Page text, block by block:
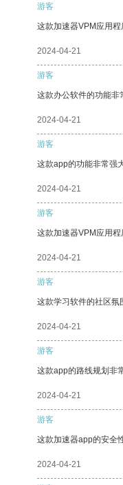
游客
这款加速器VPM应用
2024-04-21
游客
这款办公软件的功能非
2024-04-21
游客
这款app的功能非常强
2024-04-21
游客
这款加速器VPM应用程
2024-04-21
游客
这款学习软件的社区氛
2024-04-21
游客
这款app的路线规划非
2024-04-21
游客
这款加速器app的安全
2024-04-21